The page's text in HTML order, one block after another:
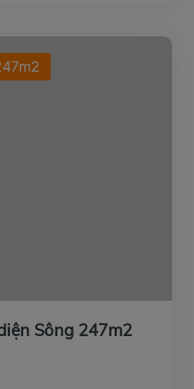
Sông 247m2